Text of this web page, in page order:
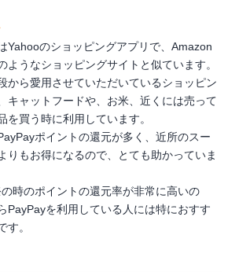
Yahooのショッピングアプリで、Amazon
ようなショッピングサイトと似ています。
から愛用させていただいているショッピン
キャットフードや、お米、近くには売って
を買う時に利用しています。
ポイントの還元が多く、近所のスー
りもお得になるので、とても助かっていま
時のポイントの還元率が非常に高いの
PayPayを利用している人には特におすす
す。